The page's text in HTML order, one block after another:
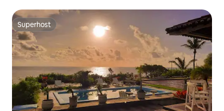
Superhost
Superhost